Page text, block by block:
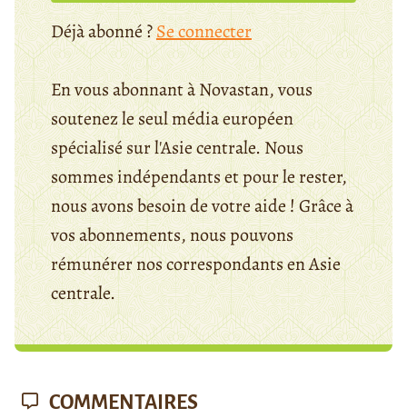
Déjà abonné ?Se connecter
En vous abonnant à Novastan, vous
soutenez le seul média européen
spécialisé sur l'Asie centrale. Nous
sommes indépendants et pour le rester,
nous avons besoin de votre aide ! Grâce à
vos abonnements, nous pouvons
rémunérer nos correspondants en Asie
centrale.
COMMENTAIRES